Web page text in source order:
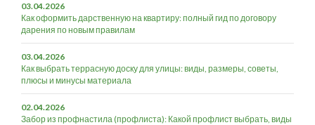
03.04.2026
Как оформить дарственную на квартиру: полный гид по договору
дарения по новым правилам
03.04.2026
Как выбрать террасную доску для улицы: виды, размеры, советы,
плюсы и минусы материала
02.04.2026
Забор из профнастила (профлиста): Какой профлист выбрать, виды